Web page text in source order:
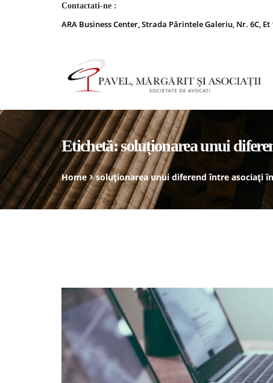
Contactati-ne :
ARA Business Center, Strada Părintele Galeriu, Nr. 6C,
Etichetă:soluționarea unui
Home soluționarea unui diferend între asociați